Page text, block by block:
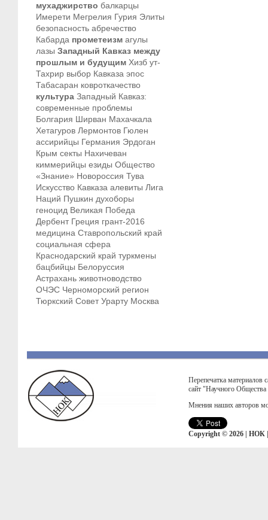
мухаджирство балкарцы
Имерети Мегрелия Гурия Элиты
безопасность абречество
Кабарда прометеизм агулы
лазы Западный Кавказ между
прошлым и будущим Хизб ут-
Тахрир выбор Кавказа эпос
Табасаран ковроткачество
культура Западный Кавказ:
современные проблемы
Болгария Ширван Махачкала
Хетагуров Лермонтов Гюлен
ассирийцы Германия Эрдоган
Крым секты Нахичеван
киммерийцы езиды Общество
«Знание» Новороссия Тува
Искусство Кавказа алевиты Лига
Наций Пушкин духоборы
геноцид Великая Победа
Дербент Греция грант-2016
медицина Ставропольский край
социальная сфера
Краснодарский край туркмены
бацбийцы Белоруссия
Астрахань животноводство
ОЧЭС Черноморский регион
Тюркский Совет Урарту Москва
Перепечатка материалов
сайт "Научного
Мнения наших авторов
Copyright © 2026 | НОК